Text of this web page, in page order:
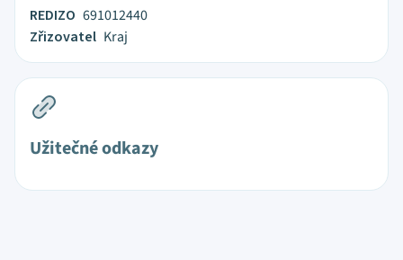
REDIZO 691012440
Zřizovatel Kraj
Užitečné odkazy